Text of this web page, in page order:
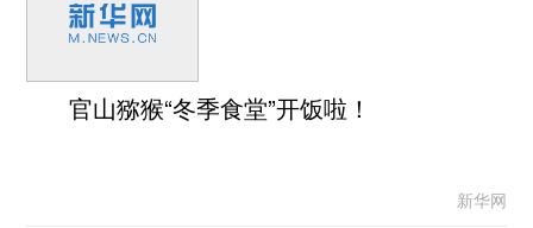
官山猕猴“冬季食堂”开饭啦！
新华网